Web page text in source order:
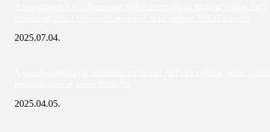
2025.07.04.
2025.04.05.